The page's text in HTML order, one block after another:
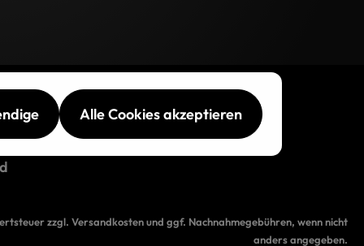
zzgl. Versandkostenund ggf. Nachnahmegebühren, wenn nicht
anders angegeben.
Alle Cookies akzeptieren